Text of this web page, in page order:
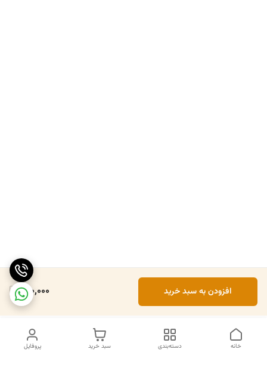
150,000 افزودن به سبد خرید
پروفایل سبد خرید دسته‌بندی خانه